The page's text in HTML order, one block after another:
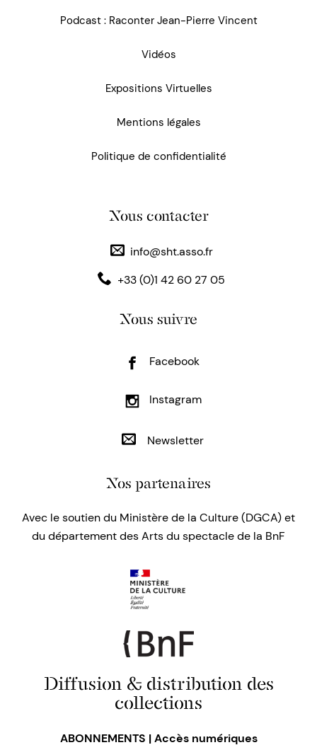
Podcast : Raconter Jean-Pierre Vincent
Vidéos
Expositions Virtuelles
Mentions légales
Politique de confidentialité
Nous contacter
info@sht.asso.fr
+33 (0)1 42 60 27 05
Nous suivre
Facebook
Instagram
Newsletter
Nos partenaires
Avec le soutien du Ministère de la Culture (DGCA) et
du département des Arts du spectacle de la BnF
Diffusion & distribution des
collections
ABONNEMENTS | Accès numériques